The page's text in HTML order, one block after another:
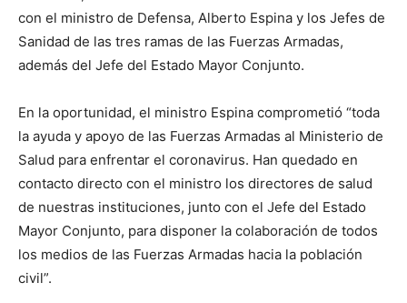
con el ministro de Defensa, Alberto Espina y los Jefes de
Sanidad de las tres ramas de las Fuerzas Armadas,
además del Jefe del Estado Mayor Conjunto.
En la oportunidad, el ministro Espina comprometió “toda
la ayuda y apoyo de las Fuerzas Armadas al Ministerio de
Salud para enfrentar el coronavirus. Han quedado en
contacto directo con el ministro los directores de salud
de nuestras instituciones, junto con el Jefe del Estado
Mayor Conjunto, para disponer la colaboración de todos
los medios de las Fuerzas Armadas hacia la población
civil”.